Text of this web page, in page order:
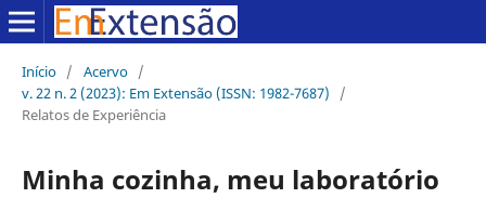
Início / Acervo /
v. 22 n. 2 (2023): Em Extensão (ISSN: 1982-7687)
/
Relatos de Experiência
Minha cozinha, meu laboratório